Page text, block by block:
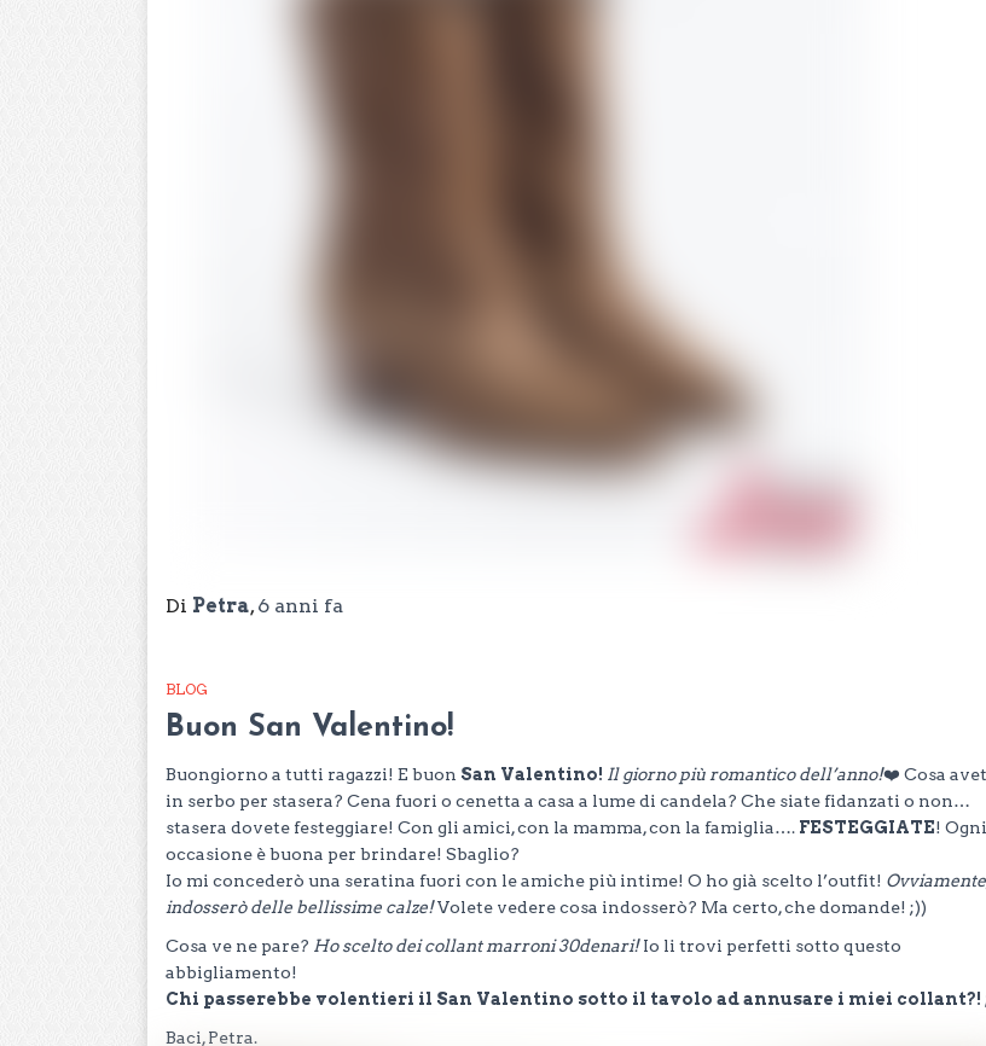
Di Petra,6 anni fa
BLOG
Buon San Valentino!
Buongiorno a tutti ragazzi! E buon San Valentino! Il giorno più romantico dell’anno!❤️ Cosa
in serbo per stasera? Cena fuori o cenetta a casa a lume di candela? Che siate fidanzati o non…
stasera dovete festeggiare! Con gli amici, con la mamma, con la famiglia…. FESTEGGIATE! Ogni
occasione è buona per brindare! Sbaglio?
Io mi concederò una seratina fuori con le amiche più intime! O ho già scelto l’outfit!
indosserò delle bellissime calze!Volete vedere cosa indosserò? Ma certo, che domande! ;))
Cosa ve ne pare? Ho scelto dei collant marroni 30denari!Io li trovi perfetti sotto questo
abbigliamento!
Chi passerebbe volentieri il San Valentino sotto il tavolo ad annusare i miei collant?!
Baci, Petra.